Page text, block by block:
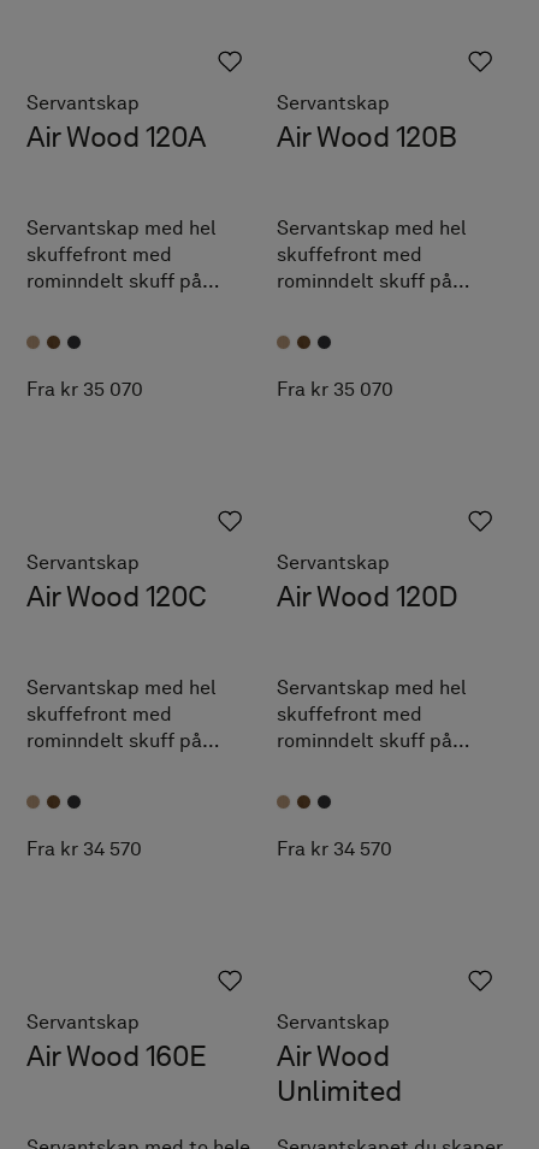
Servantskap
Air Wood 120A
Servantskap med hel
skuffefront med
rominndelt skuff på
med dør. Detaljer i massiv
Fra kr 35 070
Servantskap
Air Wood 120B
Servantskap med hel
skuffefront med
rominndelt skuff på
Detaljer i massiv eik. TX
Fra kr 35 070
Servantskap
Air Wood 120C
Servantskap med hel
skuffefront med
rominndelt skuff på
oppbevaring. Detaljer i
Extreme™.
Fra kr 34 570
Servantskap
Air Wood 120D
Servantskap med hel
skuffefront med
rominndelt skuff på
oppbevaring. Detaljer i
Extreme™.
Fra kr 34 570
Servantskap
Air Wood 160E
Servantskap
Air Wood
Unlimited